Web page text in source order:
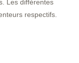
Les différentes
respectifs.